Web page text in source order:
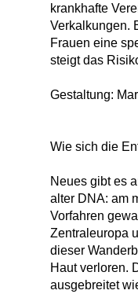
krankhafte
Verkalkungen.
Frauen eine
steigt das
Gestaltung:
Wie sich die
Neues gibt es
alter DNA: am
Vorfahren
Zentraleuropa
dieser
Haut verloren.
ausgebreitet